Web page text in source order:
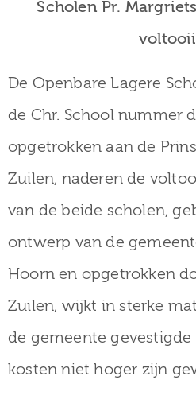
Scholen Pr.
De Openbare Lagere
de Chr. School nummer
opgetrokken aan de
Zuilen, naderen de
van de beide scholen,
ontwerp van de
Hoorn en opgetrokken
Zuilen, wijkt in sterke
de gemeente
kosten niet hoger zijn